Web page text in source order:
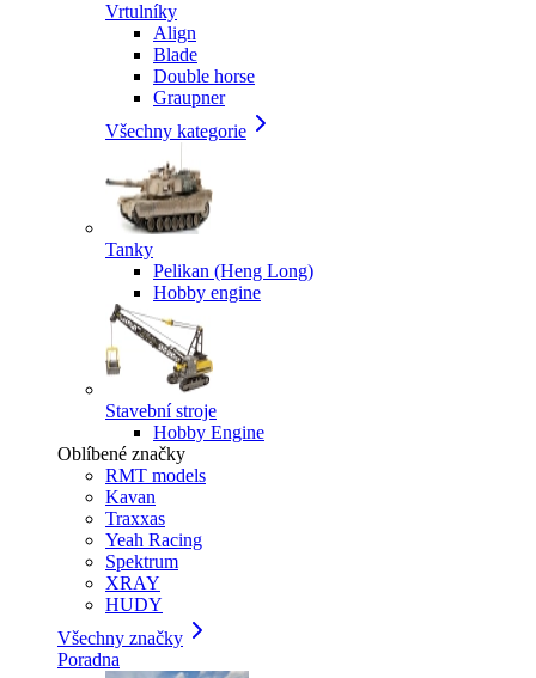
Vrtulníky
Align
Blade
Double horse
Graupner
Všechny kategorie
Tanky
Pelikan (Heng Long)
Hobby engine
Stavební stroje
Hobby Engine
Oblíbené značky
RMT models
Kavan
Traxxas
Yeah Racing
Spektrum
XRAY
HUDY
Všechny značky
Poradna